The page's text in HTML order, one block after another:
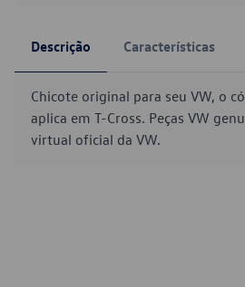
Descrição Características
Chicote original para seu VW, o
aplica em T-Cross. Peças VW
virtual oficial da VW.